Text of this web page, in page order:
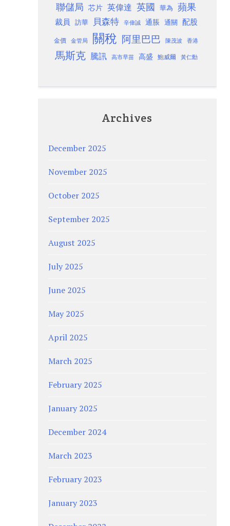
聯儲局 芯片 英偉達 英國 華為 蘋果
裁員 訪華 貝森特 辛偉誠 通脹 通關 配股
金價 金管局 關稅 阿里巴巴 陳茂波 香港
馬斯克 騰訊 高市早苗 高盛 鮑威爾 黃仁勳
Archives
December 2025
November 2025
October 2025
September 2025
August 2025
July 2025
June 2025
May 2025
April 2025
March 2025
February 2025
January 2025
December 2024
March 2023
February 2023
January 2023